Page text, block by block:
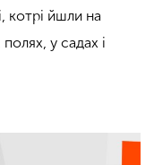
котрі йшли на
у садах і